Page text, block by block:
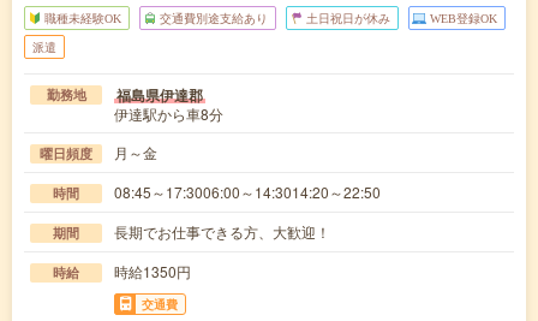
職種未経験OK 交通費別途支給あり 土日祝日が休み WEB登録OK
派遣
勤務地 福島県伊達郡
伊達駅から車8分
曜日頻度 月～金
時間 08:45～17:3006:00～14:3014:20～22:50
期間 長期でお仕事できる方、大歓迎！
時給 時給1350円
交通費